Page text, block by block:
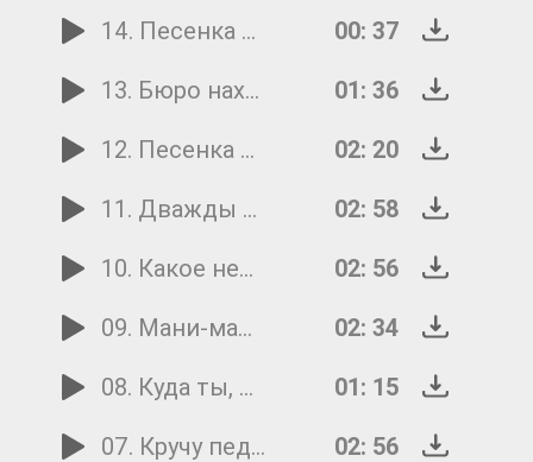
14. Песенка осьменожков
00: 37
13. Бюро находок
01: 36
12. Песенка Красной Шапочки
02: 20
11. Дважды два-четыре
02: 58
10. Какое небо голубое
02: 56
09. Мани-мани
02: 34
08. Куда ты, тропинка, меня привела
01: 15
07. Кручу педали, кручу
02: 56